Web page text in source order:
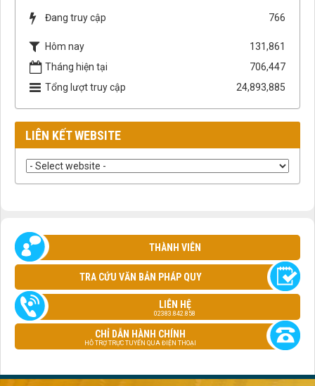
Đang truy cập 766
Hôm nay
131,861
Tháng hiện tại
706,447
Tổng lượt truy cập
24,893,885
LIÊN KẾT WEBSITE
THÀNH VIÊN
TRA CỨU VĂN BẢN PHÁP QUY
LIÊN HỆ
02383.842.858
CHỈ DẪN HÀNH CHÍNH
HỖ TRỢ TRỰC TUYẾN QUA ĐIỆN THOẠI